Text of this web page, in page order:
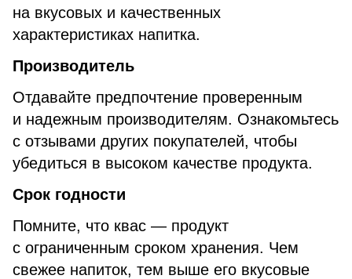
на вкусовых и качественных
характеристиках напитка.
Производитель
Отдавайте предпочтение проверенным
и надежным производителям. Ознакомьтесь
с отзывами других покупателей, чтобы
убедиться в высоком качестве продукта.
Срок годности
Помните, что квас — продукт
с ограниченным сроком хранения. Чем
свежее напиток, тем выше его вкусовые